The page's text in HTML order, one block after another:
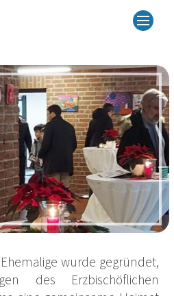
wurde gegründet,
des Erzbischöflichen